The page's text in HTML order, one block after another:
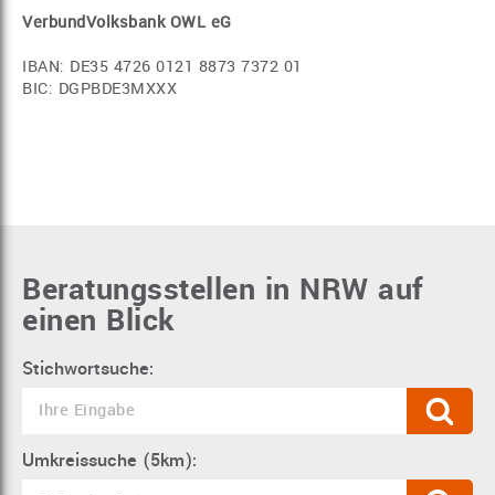
VerbundVolksbank OWL eG
IBAN: DE35 4726 0121 8873 7372 01
BIC: DGPBDE3MXXX
Beratungsstellen in NRW auf
einen Blick
Stichwortsuche:
Umkreissuche (5km):